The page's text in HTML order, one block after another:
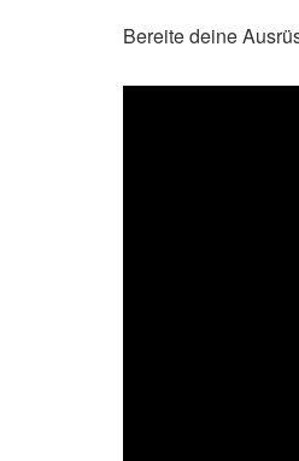
Bereite deine